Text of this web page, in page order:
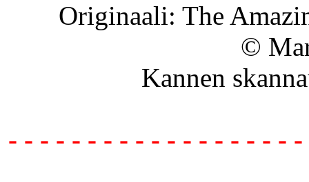
Originaali: The
©
Kannen
- - - - - - - - - - - - - - - - - -